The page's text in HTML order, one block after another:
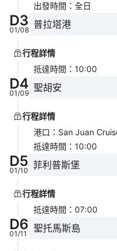
出發時間 ： 全日
D3
01/08 普拉塔港
行程詳情
抵達時間 ： 10:00
D4
01/09 聖胡安
行程詳情
港口 ： San Juan
抵達時間 ： 10:00
D5
01/10 菲利普斯堡
行程詳情
抵達時間 ： 07:00
D6
01/11 聖托馬斯島